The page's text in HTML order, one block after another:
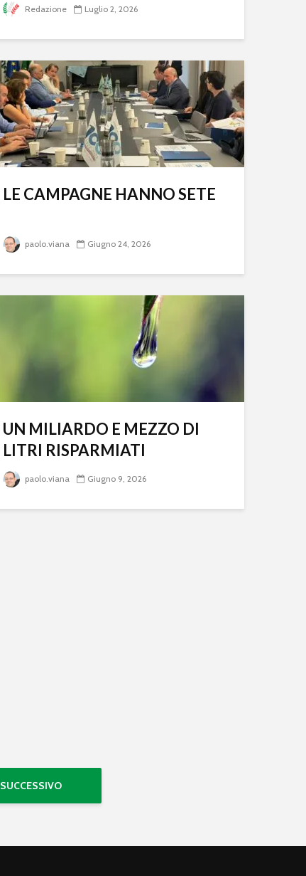
Redazione Luglio 2, 2026
LE CAMPAGNE HANNO SETE
paolo.viana Giugno 24, 2026
UN MILIARDO E MEZZO DI
LITRI RISPARMIATI
paolo.viana Giugno 9, 2026
SUCCESSIVO